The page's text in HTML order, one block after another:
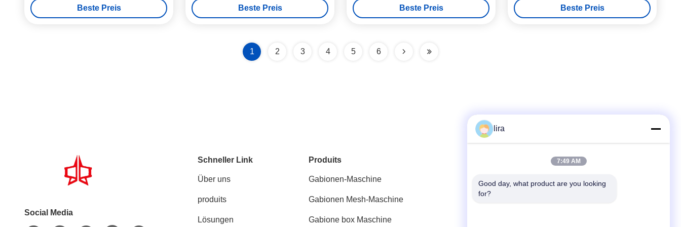
Beste Preis Beste Preis Beste Preis Beste Preis
1 2 3 4 5 6
Social Media
Schneller Link
Über uns
produits
Lösungen
Produits
Gabionen-Maschine
Gabionen Mesh-Maschine
Gabione box Maschine
Telefon
lira
7:49 AM
Good day, what product are you looking
for?